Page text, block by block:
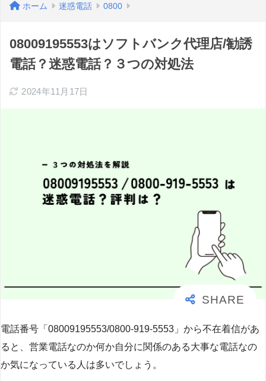
ホーム 迷惑電話 0800
08009195553はソフトバンク代理店/勧誘
電話？迷惑電話？３つの対処法
2024年11月17日
電話番号「08009195553/0800-919-5553」から不在着信があ
ると、営業電話なのか何か自分に関係のある大事な電話なの
か気になっている人は多いでしょう。